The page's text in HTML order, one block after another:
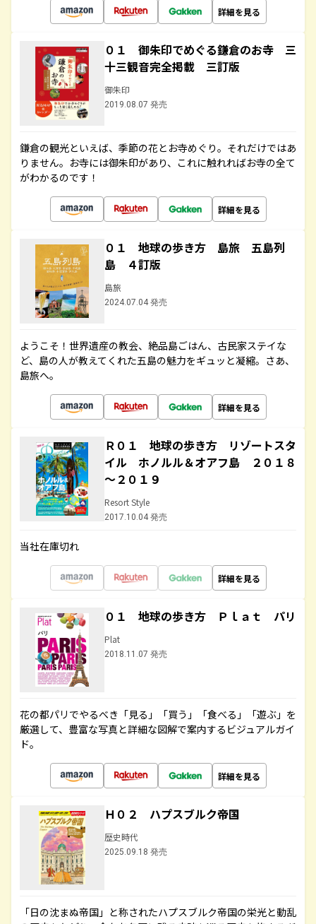
詳細を見る
０１ 御朱印でめぐる鎌倉のお寺 三
十三観音完全掲載 三訂版
御朱印
2019.08.07 発売
鎌倉の観光といえば、季節の花とお寺めぐり。それだけではあ
りません。お寺には御朱印があり、これに触れればお寺の全て
がわかるのです！
詳細を見る
０１ 地球の歩き方 島旅 五島列
島 ４訂版
島旅
2024.07.04 発売
ようこそ！世界遺産の教会、絶品島ごはん、古民家ステイな
ど、島の人が教えてくれた五島の魅力をギュッと凝縮。さあ、
島旅へ。
詳細を見る
Ｒ０１ 地球の歩き方 リゾートスタ
イル ホノルル＆オアフ島 ２０１８
～２０１９
Resort Style
2017.10.04 発売
当社在庫切れ
詳細を見る
０１ 地球の歩き方 Ｐｌａｔ パリ
Plat
2018.11.07 発売
花の都パリでやるべき「見る」「買う」「食べる」「遊ぶ」を
厳選して、豊富な写真と詳細な図解で案内するビジュアルガイ
ド。
詳細を見る
Ｈ０２ ハプスブルク帝国
歴史時代
2025.09.18 発売
「日の沈まぬ帝国」と称されたハプスブルク帝国の栄光と動乱